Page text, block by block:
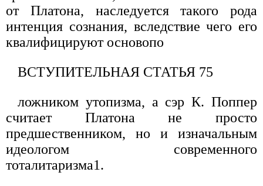
от Платона, наследуется такого рода
интенция сознания, вследствие чего его
квалифицируют основопо
ВСТУПИТЕЛЬНАЯ СТАТЬЯ 75
ложником утопизма, а сэр К. Поппер
считает Платона не просто
предшественником, но и изначальным
идеологом современного
тоталитаризма1.